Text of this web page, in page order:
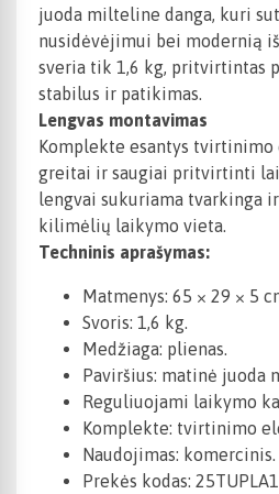
juoda milteline danga, kuri
nusidėvėjimui bei modernią
sveria tik 1,6 kg, pritvirtintas
stabilus ir patikimas.
Lengvas montavimas
Komplekte esantys
greitai ir saugiai pritvirtinti
lengvai sukuriama tvarkinga
kilimėlių laikymo vieta.
Techninis aprašymas:
Matmenys: 65 × 29 × 5
Svoris: 1,6 kg.
Medžiaga: plienas.
Paviršius: matinė juoda
Reguliuojami laikymo
Komplekte: tvirtinimo
Naudojimas: komercinis.
Prekės kodas: